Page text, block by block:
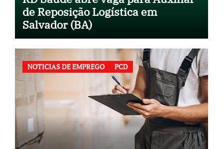
de Reposição Logística em
Salvador (BA)
NOTICIAS DE EMPREGO PCD